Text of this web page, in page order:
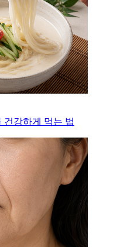
건강하게 먹는 법